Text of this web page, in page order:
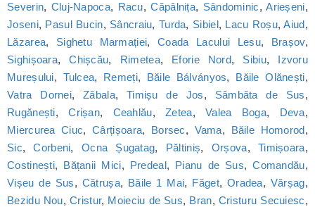
Severin, Cluj-Napoca, Racu,Căpâlnița, Sândominic,Arieșeni,
Joseni, Pasul Bucin, Sâncraiu, Turda, Sibiel, Lacu Roșu,Aiud,
Lăzarea, Sighetu Marmației,Coada Lacului Lesu, Brașov,
Sighișoara,Chișcău, Rimetea, Eforie Nord, Sibiu, Izvoru
Mureșului, Tulcea, Remeți, Băile Bálványos, Băile Olănești,
Vatra Dornei,Zăbala, Timișu de Jos, Sâmbăta de Sus,
Rugănești,Crișan, Ceahlău,Zetea,Valea Boga, Deva,
Miercurea Ciuc,Cârțișoara, Borsec, Vama, Băile Homorod,
Sic,Corbeni, Ocna Șugatag, Păltiniș, Orșova, Timișoara,
Costinești, Bățanii Mici, Predeal, Pianu de Sus,Comandău,
Vișeu de Sus, Cătrușa, Băile 1 Mai, Făget, Oradea, Vărșag,
Bezidu Nou,Cristur, Moieciu de Sus, Bran, Cristuru Secuiesc,